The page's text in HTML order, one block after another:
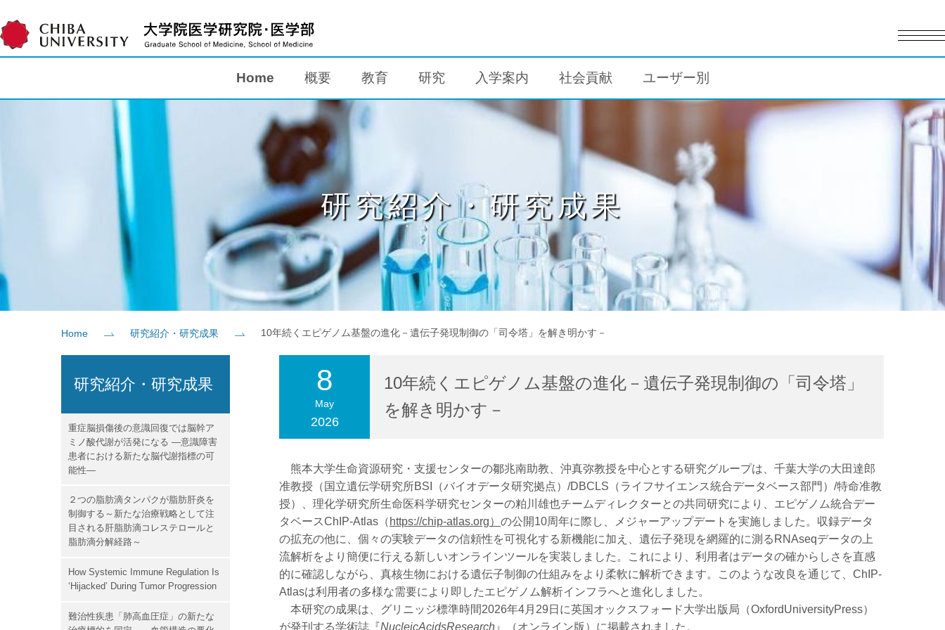
Home
入学案内
大学院志望の方医学部志望の方卒業生の方 お問い合わせ 交通アクセス
Home 概要 教育 研究 入学案内 社会貢献 ユーザー別
研究紹介・研究成果
Home 研究紹介・研究成果 10年続くエピゲノム基盤の進化－遺伝子発現制御の「司令塔」を解き明かす－
8
May
2026
10年続くエピゲノム基盤の進化－遺伝子発現制御の「司令塔」
を解き明かす－
熊本大学生命資源研究・支援センターの鄒兆南助教、沖真弥教授を中心とする研究グループは、千葉大学の大田達郎
准教授（国立遺伝学研究所BSI（バイオデータ研究拠点）/DBCLS（ライフサイエンス統合データベース部門）/特命准教
授）、理化学研究所生命医科学研究センターの粕川雄也チームディレクターとの共同研究により、エピゲノム統合デー
タベースChIP-Atlas（ https://chip-atlas.org） の公開10周年に際し、メジャーアップデートを実施しました。収録データ
の拡充の他に、個々の実験データの信頼性を可視化する新機能に加え、遺伝子発現を網羅的に測るRNAseqデータの上
流解析をより簡便に行える新しいオンラインツールを実装しました。これにより、利用者はデータの確からしさを直感
的に確認しながら、真核生物における遺伝子制御の仕組みをより柔軟に解析できます。このような改良を通じて、ChIP-
Atlasは利用者の多様な需要により即したエピゲノム解析インフラへと進化しました。
本研究の成果は、グリニッジ標準時間2026年4月29日に英国オックスフォード大学出版局（OxfordUniversityPress）
が発刊する学術誌『NucleicAcidsResearch 』（オンライン版）に掲載されました。
研究紹介・研究成果
重症脳損傷後の意識回復では脳幹ア
ミノ酸代謝が活発になる ―意識障害
患者における新たな脳代謝指標の可
能性―
２つの脂肪滴タンパクが脂肪肝炎を
制御する～新たな治療戦略として注
目される肝脂肪滴コレステロールと
脂肪滴分解経路～
How Systemic Immune Regulation Is
‘Hijacked’ During Tumor Progression
難治性疾患「肺高血圧症」の新たな